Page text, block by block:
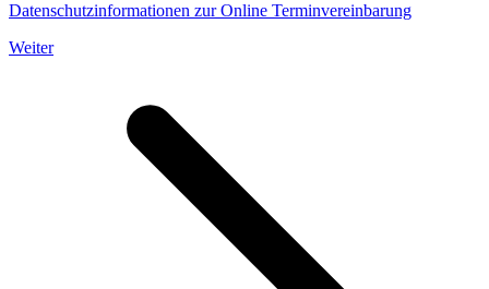
Datenschutzinformationen zur Online Terminvereinbarung
Weiter